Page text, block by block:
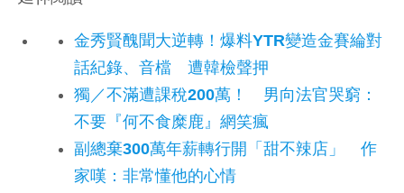
金秀賢醜聞大逆轉！爆料YTR變造金賽綸對
話紀錄、音檔 遭韓檢聲押
獨／不滿遭課稅200萬！ 男向法官哭窮：
不要『何不食糜鹿』網笑瘋
副總棄300萬年薪轉行開「甜不辣店」 作
家嘆：非常懂他的心情